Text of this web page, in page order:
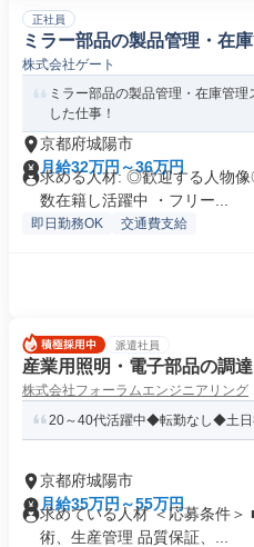
正社員
ミラー部品の製品管理・在
株式会社ゲート
ミラー部品の製品管理・在庫管
した仕事！
京都府城陽市
月給32万円～36万円
求める人材: ◎歓迎する人物
数在籍し活躍中 ・フリー...
即日勤務OK 交通費支給
派遣社員
産業用照明・電子部品の調
株式会社フォーラムエンジニアリング
20～40代活躍中◆転勤なし◆土
京都府城陽市
月給35万円～55万円
求めている人材 ＜応募条件
術、生産管理 品質保証、...